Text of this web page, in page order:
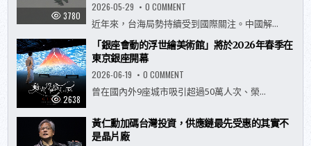
級！
夏
日
活
動
26」
7
場，
全
3780
2026-05-29 0 COMMENT
機
頻
繁
現
際，
全
技
巨
近年來，台海局勢持續受到國際關注。中國解...
2638
「銀座會動的浮世繪美術館」將於2026年春季在
東京銀座開幕
2026-06-19 0 COMMENT
座
會
的
浮
世
曾在國內外9座城市吸引超過50萬人次、榮...
黃仁勳加碼台灣投資，供應鏈最先受惠的其實不
是晶片廠